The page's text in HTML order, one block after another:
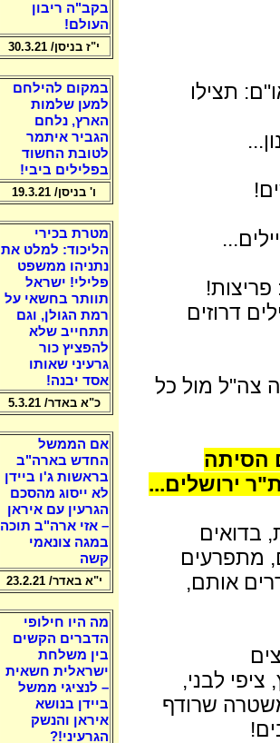
תצילו
דרוזים
צה"ל מול כל
הסיתה
ירושלים...
בדואים
מתפרעים
אותם,
ציפי לבני,
שרודף
בקב"ה ריבון
העולם!
י"ז בניסן/ 30.3.21
במקום להילחם
למען שלמות
הארץ, נלחם
הגביר איתמר
לטובת החשוד
בפלילים ביבי!
ו' בניסן/ 19.3.21
מטרת בכירי
הליכוד: למלט את
נתניהו ממשפט
פלילי! ישראל
תוותר בחשאי על
רמת הגולן, וגם
תתחייב שלא
להפציץ כור
גרעיני שאותו
אסד יבנה!
כ"א באדר/ 5.3.21
אם הממשל
החדש בארה"ב
בראשות ג'ו ביידן
לא ייסוג מהסכם
הגרעין עם איראן
– אזי ארה"ב תוכה
במגה צונאמי
קשה
י"א באדר/ 23.2.21
מה היו חילופי
הדברים הקשים
בין משלחת
ישראלית חשאית
– לנציגי ממשל
ביידן בנושא
איראן והנשק
הגרעיני!?